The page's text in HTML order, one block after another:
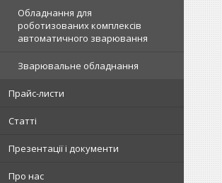
Обладнання для
роботизованих комплексів
автоматичного зварювання
Зварювальне обладнання
Прайс-листи
Статті
Презентації і документи
Про нас